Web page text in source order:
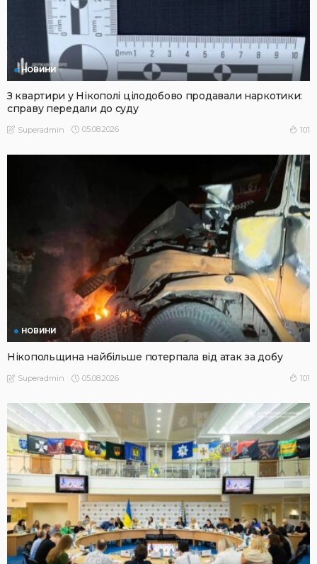
НОВИНИ
З квартири у Нікополі цілодобово продавали наркотики:
справу передали до суду
Superadmin 05.08.2026 101
НОВИНИ
Нікопольщина найбільше потерпала від атак за добу
Superadmin 05.08.2026 101